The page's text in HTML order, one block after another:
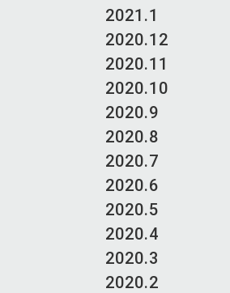
2021.1
2020.12
2020.11
2020.10
2020.9
2020.8
2020.7
2020.6
2020.5
2020.4
2020.3
2020.2